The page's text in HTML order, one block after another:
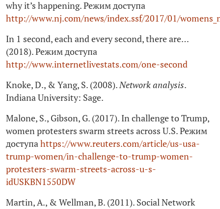
why it’s happening. Режим доступа
http://www.nj.com/news/index.ssf/2017/01/
In 1 second, each and every second, there are…
(2018). Режим доступа
http://www.internetlivestats.com/one-second
Knoke, D., & Yang, S. (2008).Network analysis.
Indiana University: Sage.
Malone, S., Gibson, G. (2017). In challenge to Trump,
women protesters swarm streets across U.S. Режим
доступаhttps://www.reuters.com/article/us-usa-
trump-women/in-challenge-to-trump-women-
protesters-swarm-streets-across-u-s-
idUSKBN1550DW
Martin, A., & Wellman, B. (2011). Social Network